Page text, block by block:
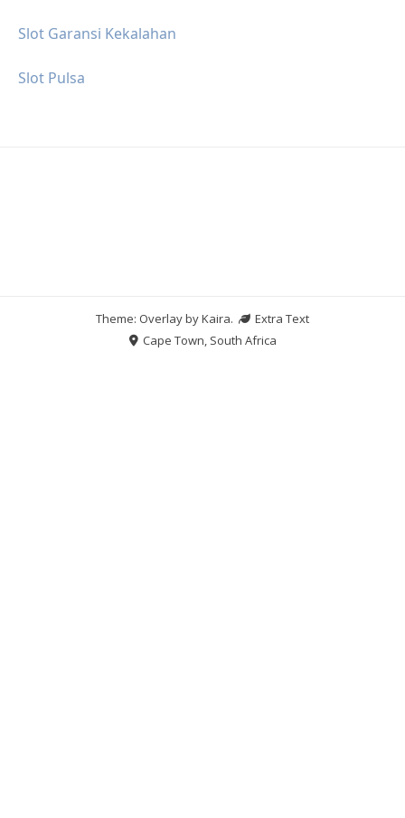
Slot Garansi Kekalahan
Slot Pulsa
Theme: Overlay byKaira.
Extra Text
Cape Town, South Africa